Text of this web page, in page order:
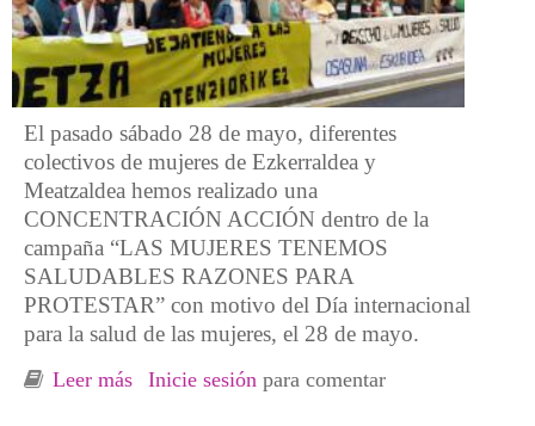
El pasado sábado 28 de mayo, diferentes
colectivos de mujeres de Ezkerraldea y
Meatzaldea hemos realizado una
CONCENTRACIÓN ACCIÓN dentro de la
campaña “LAS MUJERES TENEMOS
SALUDABLES RAZONES PARA
PROTESTAR” con motivo del Día internacional
para la salud de las mujeres, el 28 de mayo.
Leer más sobre “Las mujeres tenemos saludables
Inicie sesión para comentar